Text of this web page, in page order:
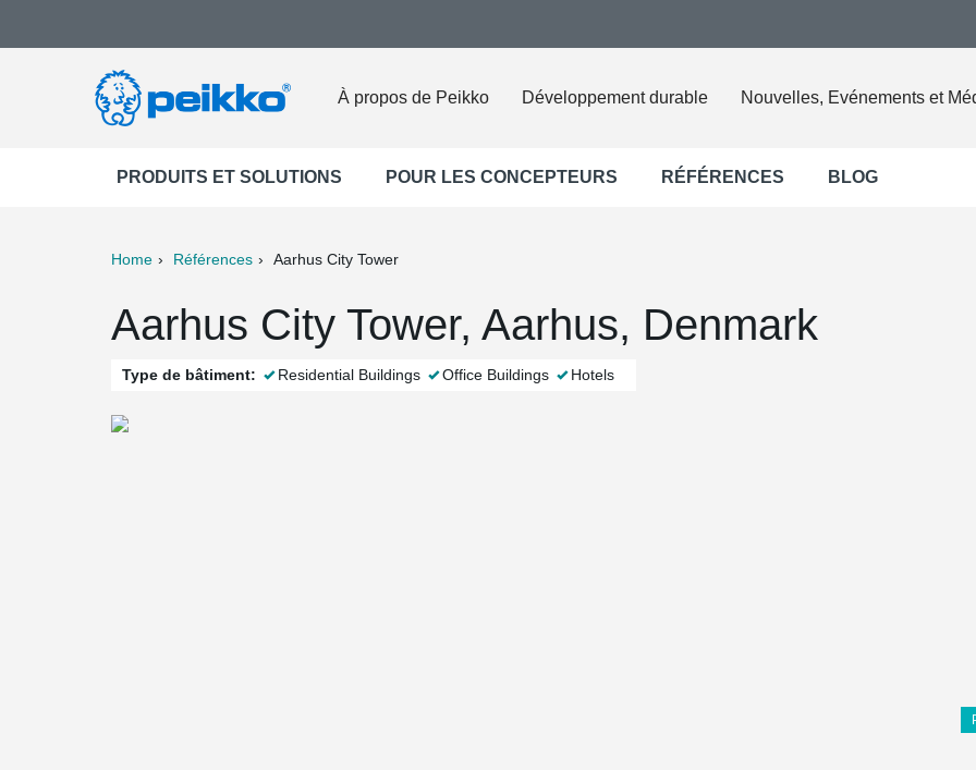
À propos de Peikko Développement durable Nouvelles, Evénements et
PRODUITS ET SOLUTIONS POUR LES CONCEPTEURS RÉFÉRENCES BLOG
Home Références Aarhus City Tower
Aarhus City Tower, Aarhus, Denmark
Type de bâtiment: Residential Buildings Office Buildings Hotels